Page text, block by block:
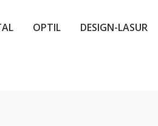
OPTIL DESIGN-LASUR